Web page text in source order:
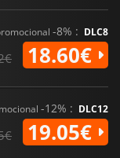
-8% : DLC8
18.60€
-12% : DLC12
19.05€